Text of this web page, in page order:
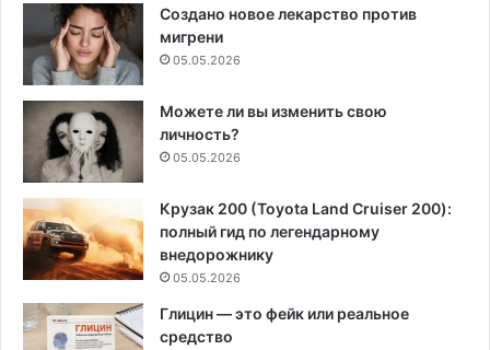
Создано новое лекарство против
мигрени
05.05.2026
Можете ли вы изменить свою
личность?
05.05.2026
Крузак 200 (Toyota Land Cruiser 200):
полный гид по легендарному
внедорожнику
05.05.2026
Глицин — это фейк или реальное
средство